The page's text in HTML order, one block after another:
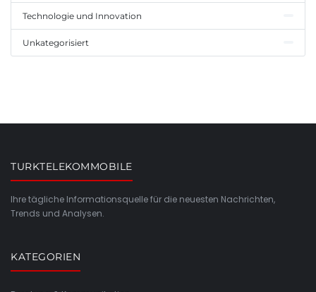
Technologie und Innovation
Unkategorisiert
TURKTELEKOMMOBILE
Ihre tägliche Informationsquelle für die neuesten Nachrichten,
Trends und Analysen.
KATEGORIEN